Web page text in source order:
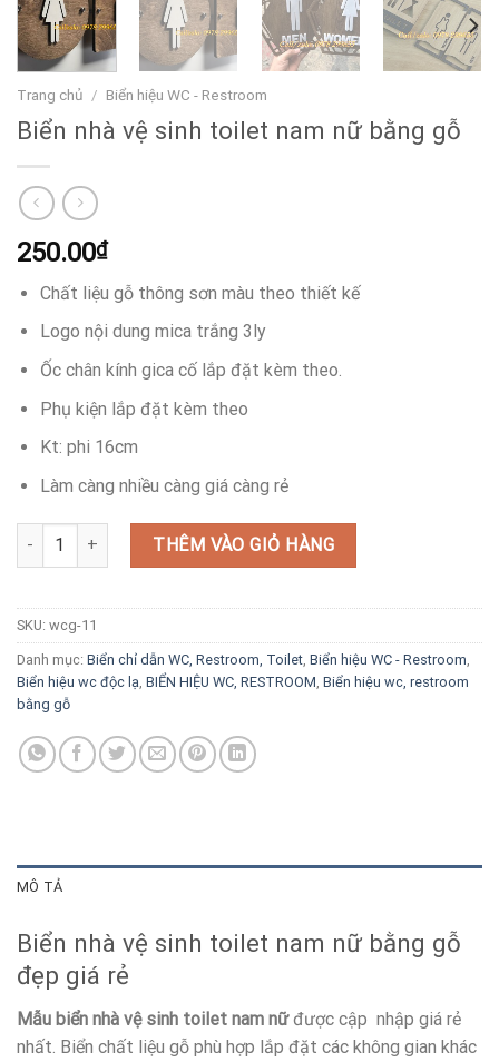
Trang chủ / Biển hiệu WC - Restroom
Biển nhà vệ sinh toilet nam nữ bằng gỗ
250.00₫
Chất liệu gỗ thông sơn màu theo thiết kế
Logo nội dung mica trắng 3ly
Ốc chân kính gica cố lắp đặt kèm theo.
Phụ kiện lắp đặt kèm theo
Kt: phi 16cm
Làm càng nhiều càng giá càng rẻ
Biển nhà vệ sinh toilet nam nữ bằng gỗ số lượng
THÊM VÀO GIỎ HÀNG
SKU: wcg-11
Danh mục: Biển chỉ dẫn WC, Restroom, Toilet, Biển hiệu WC - Restroom,
Biển hiệu wc độc lạ, BIỂN HIỆU WC, RESTROOM, Biển hiệu wc, restroom
bằng gỗ
MÔ TẢ
Biển nhà vệ sinh toilet nam nữ bằng gỗ
đẹp giá rẻ
Mẫu biển nhà vệ sinh toilet nam nữđược cập nhập giá rẻ
nhất. Biển chất liệu gỗ phù hợp lắp đặt các không gian khác